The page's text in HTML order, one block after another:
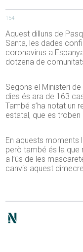
154
Aquest dilluns de
Santa, les dades
coronavirus a
dotzena de
Segons el Ministeri
dies és ara de 163
També s’ha notat un
estatal, que es troben
En aquests moments
però també és la que
a l’ús de les
canvis aquest